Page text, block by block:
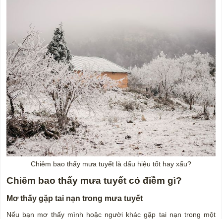
Chiêm bao thấy mưa tuyết là dấu hiệu tốt hay xấu?
Chiêm bao thấy mưa tuyết có điềm gì?
Mơ thấy gặp tai nạn trong mưa tuyết
Nếu bạn mơ thấy mình hoặc người khác gặp tai nạn trong một